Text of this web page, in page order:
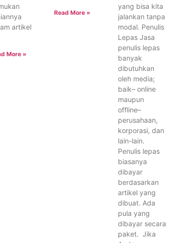
artikel
More »
Read More »
yang bisa kita
jalankan tanpa
modal. Penulis
Lepas Jasa
penulis lepas
banyak
dibutuhkan
oleh media;
baik– online
maupun
offline–
perusahaan,
korporasi, dan
lain-lain.
Penulis lepas
biasanya
dibayar
berdasarkan
artikel yang
dibuat. Ada
pula yang
dibayar secara
paket. Jika